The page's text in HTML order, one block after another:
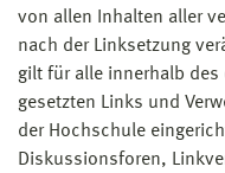
von allen Inhalten aller
nach der Linksetzung
gilt für alle innerhalb des
gesetzten Links und
der Hochschule
Diskussionsforen,